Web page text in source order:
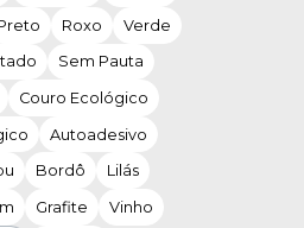
Roxo Verde
Sem Pauta
Couro Ecológico
Autoadesivo
Bordô Lilás
Grafite Vinho